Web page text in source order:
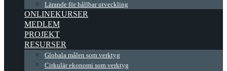
Lärande för hållbar utveckling
ONLINEKURSER
MEDLEM
PROJEKT
RESURSER
Globala målen som verktyg
Cirkulär ekonomi som verktyg